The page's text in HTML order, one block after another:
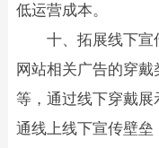
低运营成本。​
十、拓展线下宣
网站相关广告的穿
等，通过线下穿戴
通线上线下宣传壁